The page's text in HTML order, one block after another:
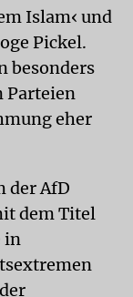
Islam‹ und
Pickel.
besonders
Parteien
eher
der AfD
dem Titel
in